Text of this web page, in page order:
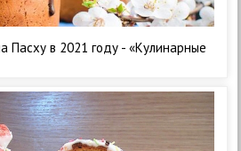
Пасху в 2021 году - «Кулинарные